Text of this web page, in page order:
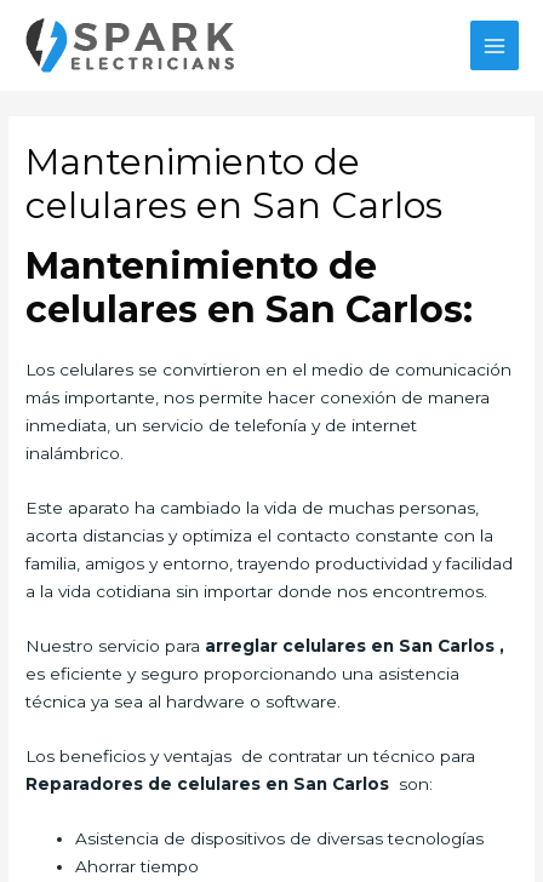
contenido
Mantenimiento de
celulares en San Carlos
Mantenimiento de
celulares en San Carlos:
Los celulares se convirtieron en el medio de comunicación
más importante, nos permite hacer conexión de manera
inmediata, un servicio de telefonía y de internet
inalámbrico.
Este aparato ha cambiado la vida de muchas personas,
acorta distancias y optimiza el contacto constante con la
familia, amigos y entorno, trayendo productividad y facilidad
a la vida cotidiana sin importar donde nos encontremos.
Nuestro servicio para arreglar celulares en San Carlos ,
es eficiente y seguro proporcionando una asistencia
técnica ya sea al hardware o software.
Los beneficios y ventajas de contratar un técnico para
Reparadores de celulares en San Carlos son:
Asistencia de dispositivos de diversas tecnologías
Ahorrar tiempo